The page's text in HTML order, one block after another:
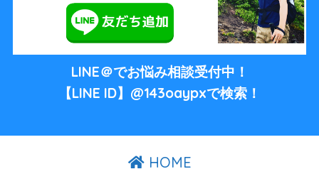
LINE＠でお悩み相談受付中！
【LINE ID】@143oaypxで検索！
HOME